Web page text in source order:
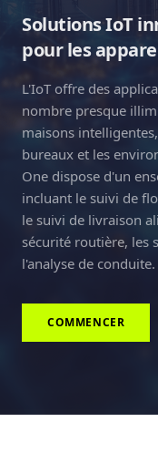
Solutions IoT
pour les
L'IoT offre des
nombre presque
maisons
bureaux et les
One dispose d'un
incluant le suivi de
le suivi de livraison
sécurité routière, les
l'analyse de conduite.
COMMENCER